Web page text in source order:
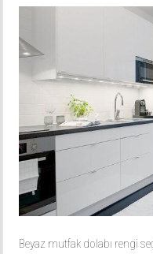
Beyaz mutfak dolabı rengi